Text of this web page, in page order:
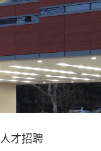
人才招聘